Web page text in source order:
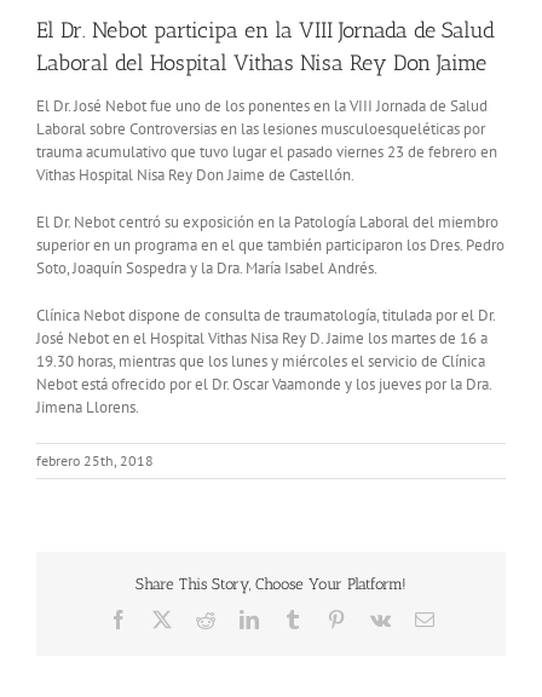
El Dr. Nebot participa en la VIII Jornada de Salud
Laboral del Hospital Vithas Nisa Rey Don Jaime
El Dr. José Nebot fue uno de los ponentes en la VIII Jornada de Salud
Laboral sobre Controversias en las lesiones musculoesqueléticas por
trauma acumulativo que tuvo lugar el pasado viernes 23 de febrero en
Vithas Hospital Nisa Rey Don Jaime de Castellón.
El Dr. Nebot centró su exposición en la Patología Laboral del miembro
superior en un programa en el que también participaron los Dres. Pedro
Soto, Joaquín Sospedra y la Dra. María Isabel Andrés.
Clínica Nebot dispone de consulta de traumatología, titulada por el Dr.
José Nebot en el Hospital Vithas Nisa Rey D. Jaime los martes de 16 a
19.30 horas, mientras que los lunes y miércoles el servicio de Clínica
Nebot está ofrecido por el Dr. Oscar Vaamonde y los jueves por la Dra.
Jimena Llorens.
febrero 25th, 2018
Share This Story, Choose Your Platform!
Facebook RedditLinkedInTumblr Pinterest
Vk
Correo